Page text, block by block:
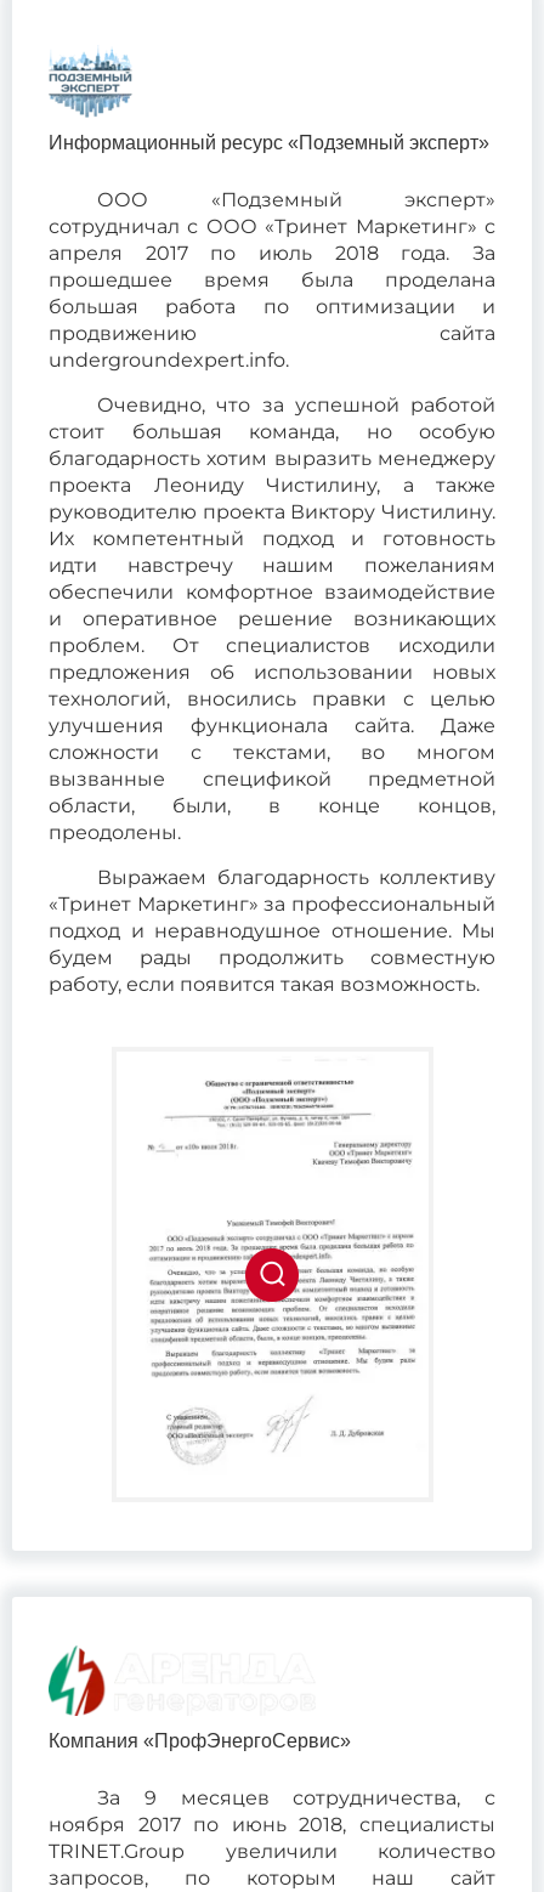
Информационный ресурс «Подземный эксперт»
ООО «Подземный эксперт»
сотрудничал с ООО «Тринет Маркетинг» с
апреля 2017 по июль 2018 года. За
прошедшее время была проделана
большая работа по оптимизации и
продвижению сайта
undergroundexpert.info.
Очевидно, что за успешной работой
стоит большая команда, но особую
благодарность хотим выразить менеджеру
проекта Леониду Чистилину, а также
руководителю проекта Виктору Чистилину.
Их компетентный подход и готовность
идти навстречу нашим пожеланиям
обеспечили комфортное взаимодействие
и оперативное решение возникающих
проблем. От специалистов исходили
предложения о6 использовании новых
технологий, вносились правки с целью
улучшения функционала сайта. Даже
сложности с текстами, во многом
вызванные спецификой предметной
области, были, в конце концов,
преодолены.
Выражаем благодарность коллективу
«Тринет Маркетинг» за профессиональный
подход и неравнодушное отношение. Мы
будем рады продолжить совместную
работу, если появится такая возможность.
Компания «ПрофЭнергоСервис»
За 9 месяцев сотрудничества, с
ноября 2017 по июнь 2018, специалисты
TRINET.Group увеличили количество
запросов, по которым наш сайт